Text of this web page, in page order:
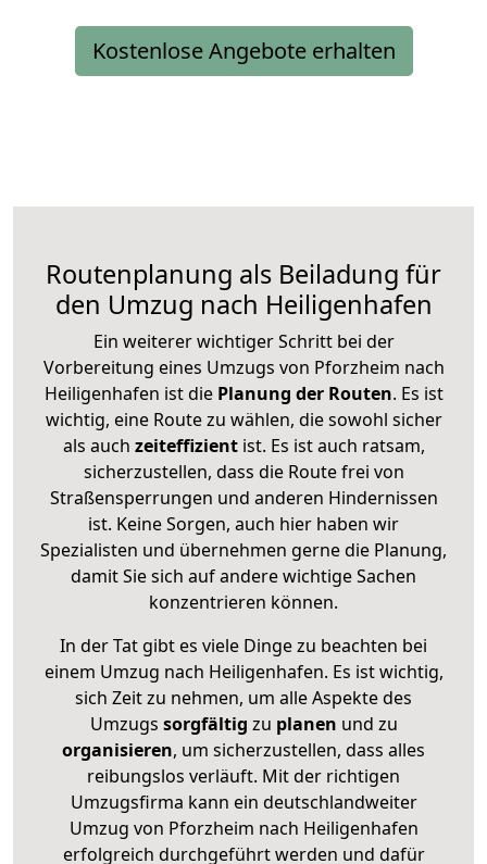
Kostenlose Angebote erhalten
Routenplanung als Beiladung für
den Umzug nach Heiligenhafen
Ein weiterer wichtiger Schritt bei der
Vorbereitung eines Umzugs von Pforzheim nach
Heiligenhafen ist diePlanung der Routen. Es ist
wichtig, eine Route zu wählen, die sowohl sicher
als auch zeiteffizientist. Es ist auch ratsam,
sicherzustellen, dass die Route frei von
Straßensperrungen und anderen Hindernissen
ist. Keine Sorgen, auch hier haben wir
Spezialisten und übernehmen gerne die Planung,
damit Sie sich auf andere wichtige Sachen
konzentrieren können.
In der Tat gibt es viele Dinge zu beachten bei
einem Umzug nach Heiligenhafen. Es ist wichtig,
sich Zeit zu nehmen, um alle Aspekte des
Umzugs sorgfältig zu planen und zu
organisieren, um sicherzustellen, dass alles
reibungslos verläuft. Mit der richtigen
Umzugsfirma kann ein deutschlandweiter
Umzug von Pforzheim nach Heiligenhafen
erfolgreich durchgeführt werden und dafür